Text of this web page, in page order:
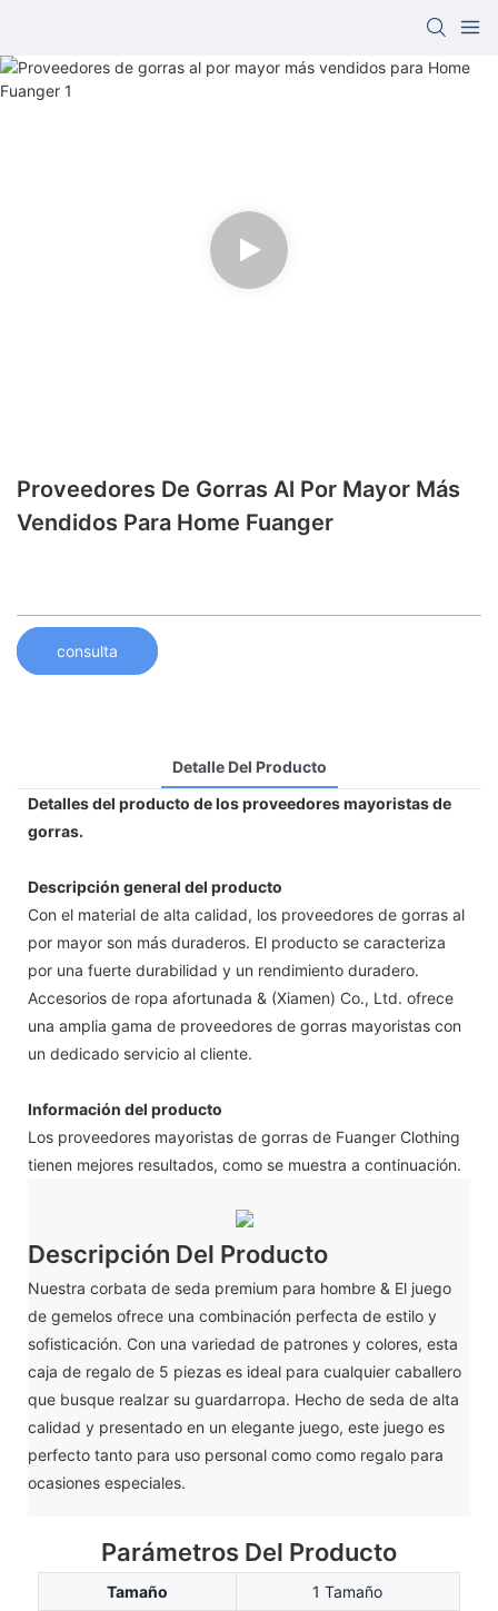
Proveedores De Gorras Al Por Mayor Más
Vendidos Para Home Fuanger
consulta
Detalle Del Producto
Detalles del producto de los proveedores mayoristas de
gorras.
Descripción general del producto
Con el material de alta calidad, los proveedores de gorras al
por mayor son más duraderos. El producto se caracteriza
por una fuerte durabilidad y un rendimiento duradero.
Accesorios de ropa afortunada & (Xiamen) Co., Ltd. ofrece
una amplia gama de proveedores de gorras mayoristas con
un dedicado servicio al cliente.
Información del producto
Los proveedores mayoristas de gorras de Fuanger Clothing
tienen mejores resultados, como se muestra a continuación.
Descripción Del Producto
Nuestra corbata de seda premium para hombre & El juego
de gemelos ofrece una combinación perfecta de estilo y
sofisticación. Con una variedad de patrones y colores, esta
caja de regalo de 5 piezas es ideal para cualquier caballero
que busque realzar su guardarropa. Hecho de seda de alta
calidad y presentado en un elegante juego, este juego es
perfecto tanto para uso personal como como regalo para
ocasiones especiales.
Parámetros Del Producto
Tamaño
1 Tamaño